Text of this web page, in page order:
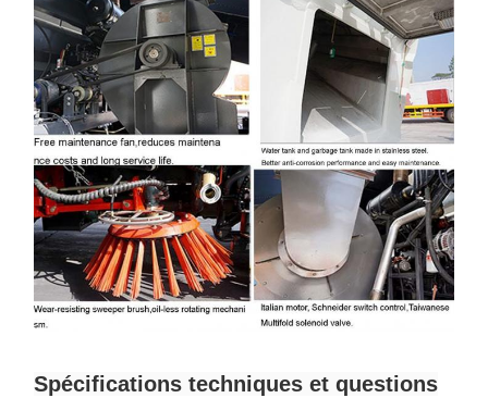
Spécifications techniques et questions